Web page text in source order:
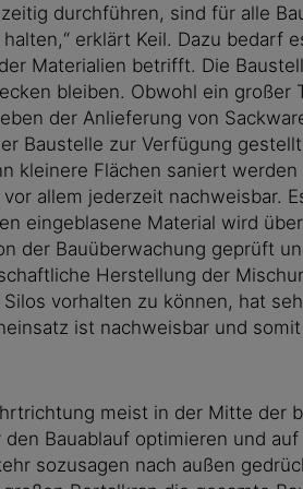
durchführen, sind für alle
erklärt Keil. Dazu
Materialien betrifft. Die
bleiben. Obwohl ein
der Anlieferung von
Baustelle zur Verfügung
kleinere Flächen saniert
allem jederzeit nachweisbar.
eingeblasene Material wird
der Bauüberwachung geprüft
Herstellung der
vorhalten zu können, hat
ist nachweisbar und
meist in der Mitte der
Bauablauf optimieren und
sozusagen nach außen